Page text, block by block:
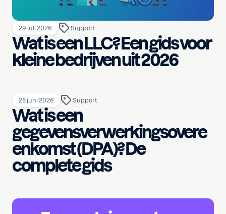
29 juli 2026 Support
Wat is een LLC? Een gids voor
kleine bedrijven uit 2026
25 juni 2026 Support
Wat is een
gegevensverwerkingsovere
enkomst (DPA)? De
complete gids